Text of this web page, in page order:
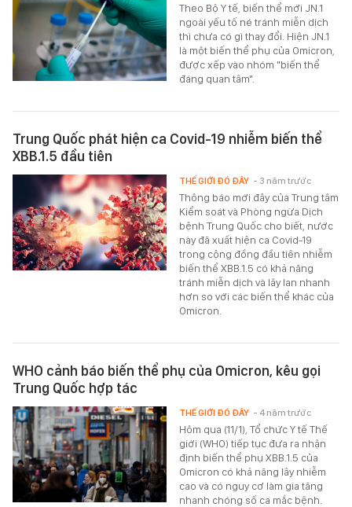
Theo Bộ Y tế, biến thể mới JN.1
ngoài yếu tố né tránh miễn dịch
thì chưa có gì thay đổi. Hiện JN.1
là một biến thể phụ của Omicron,
được xếp vào nhóm "biến thể
đáng quan tâm".
Trung Quốc phát hiện ca Covid-19 nhiễm biến thể
XBB.1.5 đầu tiên
Thông báo mới đây của Trung tâm
Kiểm soát và Phòng ngừa Dịch
bệnh Trung Quốc cho biết, nước
này đã xuất hiện ca Covid-19
trong cộng đồng đầu tiên nhiễm
biến thể XBB.1.5 có khả năng
tránh miễn dịch và lây lan nhanh
hơn so với các biến thể khác của
Omicron.
THẾ GIỚI ĐÓ ĐÂY - 3 năm trước
WHO cảnh báo biến thể phụ của Omicron, kêu gọi
Trung Quốc hợp tác
Hôm qua (11/1), Tổ chức Y tế Thế
giới (WHO) tiếp tục đưa ra nhận
định biến thể phụ XBB.1.5 của
Omicron có khả năng lây nhiễm
cao và có nguy cơ làm gia tăng
nhanh chóng số ca mắc bệnh.
THẾ GIỚI ĐÓ ĐÂY - 4 năm trước